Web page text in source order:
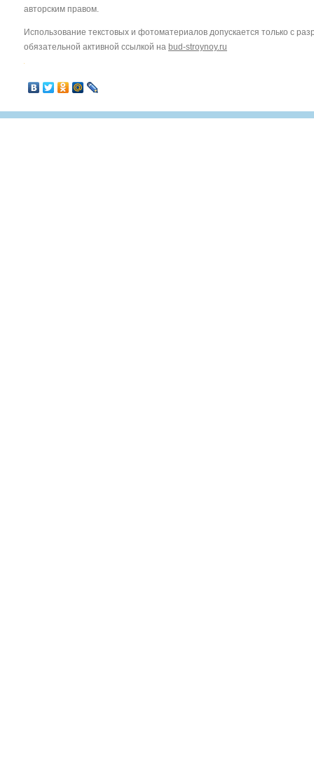
авторским правом.
Использование текстовых и фотоматериалов допускается только с
обязательной активной ссылкой на bud-stroynoy.ru